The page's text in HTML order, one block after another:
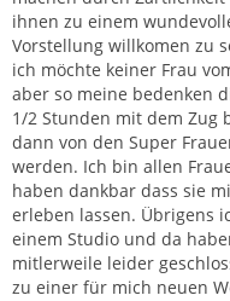
ihnen zu einem
Vorstellung willkomen zu
ich möchte keiner Frau
aber so meine bedenken
1/2 Stunden mit dem Zug
dann von den Super
werden. Ich bin allen
haben dankbar dass sie
erleben lassen. Übrigens
einem Studio und da
mitlerweile leider
zu einer für mich neuen